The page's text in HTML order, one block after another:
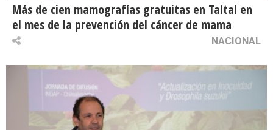
Más de cien mamografías gratuitas en Taltal en
el mes de la prevención del cáncer de mama
NACIONAL